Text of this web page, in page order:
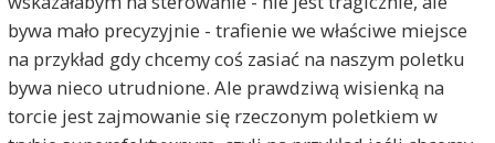
bywa mało precyzyjnie - trafienie we właściwe miejsce
na przykład gdy chcemy coś zasiać na naszym poletku
bywa nieco utrudnione. Ale prawdziwą wisienką na
torcie jest zajmowanie się rzeczonym poletkiem w